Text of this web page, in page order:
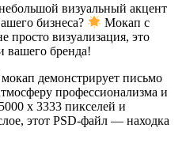
визуальный акцент
бизнеса?
Мокап с
визуализация, это
вашего бренда!
демонстрирует письмо
профессионализма и
x 3333 пикселей и
этот PSD-файл — находка